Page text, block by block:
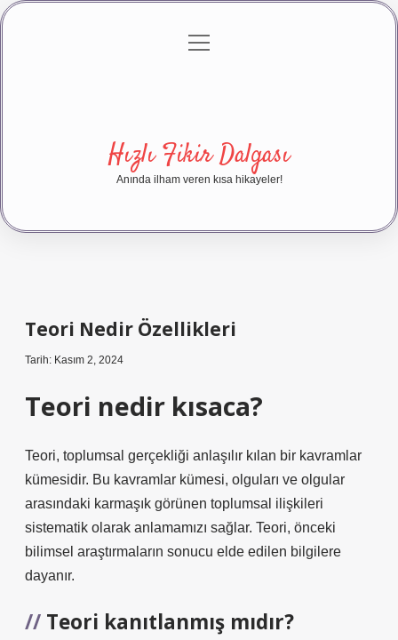
Gizlilik Politikası
menüyü
Hızlı Fikir Dalgası
Anında ilham veren kısa hikayeler!
Teori Nedir Özellikleri
Tarih: Kasım 2, 2024
Teori nedir kısaca?
Teori, toplumsal gerçekliği anlaşılır kılan bir kavramlar
kümesidir. Bu kavramlar kümesi, olguları ve olgular
arasındaki karmaşık görünen toplumsal ilişkileri
sistematik olarak anlamamızı sağlar. Teori, önceki
bilimsel araştırmaların sonucu elde edilen bilgilere
dayanır.
Teori kanıtlanmış mıdır?